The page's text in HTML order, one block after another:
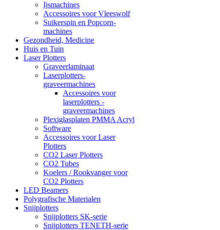
Ijsmachines
Accessoires voor Vleeswolf
Suikerspin en Popcorn-
machines
Gezondheid, Medicine
Huis en Tuin
Laser Plotters
Graveerlaminaat
Laserplotters-
graveermachines
Accessoires voor
laserplotters -
graveermachines
Plexiglasplaten PMMA Acryl
Software
Accessoires voor Laser
Plotters
CO2 Laser Plotters
CO2 Tubes
Koelers / Rookvanger voor
CO2 Plotters
LED Beamers
Polygrafische Materialen
Snijplotters
Snijplotters SK-serie
Snijplotters TENETH-serie